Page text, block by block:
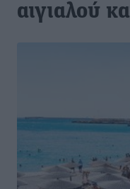
αιγιαλού